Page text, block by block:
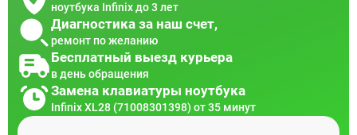
ноутбука Infinix до 3 лет
Диагностика за наш счет,
ремонт по желанию
Бесплатный выезд курьера
в день обращения
Замена клавиатуры ноутбука
Infinix XL28 (71008301398) от 35 минут